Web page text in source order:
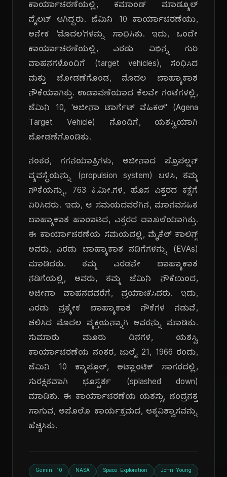
ಕಾರ್ಯಾಚರಣೆಯಲ್ಲಿ, ಕಮಾಂಡ್ ಮಾಡ್ಯೂಲ್
ಪೈಲಟ್ ಆಗಿದ್ದರು. ಜೆಮಿನಿ 10 ಕಾರ್ಯಾಚರಣೆಯು,
ಅನೇಕ 'ಮೊದಲ'ಗಳನ್ನು ಸಾಧಿಸಿತು. ಇದು, ಒಂದೇ
ಕಾರ್ಯಾಚರಣೆಯಲ್ಲಿ, ಎರಡು ವಿಭಿನ್ನ ಗುರಿ
ವಾಹನಗಳೊಂದಿಗೆ (target vehicles), ಸಂಧಿಸಿದ
ಮತ್ತು ಜೋಡಣೆಗೊಂಡ, ಮೊದಲ ಬಾಹ್ಯಾಕಾಶ
ನೌಕೆಯಾಗಿತ್ತು. ಉಡಾವಣೆಯಾದ ಕೆಲವೇ ಗಂಟೆಗಳಲ್ಲಿ,
ಜೆಮಿನಿ 10, 'ಅಜೀನಾ ಟಾರ್ಗೆಟ್ ವೆಹಿಕಲ್' (Agena
Target Vehicle) ನೊಂದಿಗೆ, ಯಶಸ್ವಿಯಾಗಿ
ಜೋಡಣೆಗೊಂಡಿತು.
ನಂತರ, ಗಗನಯಾತ್ರಿಗಳು, ಅಜೀನಾದ ಪ್ರೊಪಲ್ಷನ್
ವ್ಯವಸ್ಥೆಯನ್ನು (propulsion system) ಬಳಸಿ, ತಮ್ಮ
ನೌಕೆಯನ್ನು, 763 ಕಿ.ಮೀ.ಗಳ, ಹೊಸ ಎತ್ತರದ ಕಕ್ಷೆಗೆ
ಏರಿಸಿದರು. ಇದು, ಆ ಸಮಯದವರೆಗಿನ, ಮಾನವಸಹಿತ
ಬಾಹ್ಯಾಕಾಶ ಹಾರಾಟದ, ಎತ್ತರದ ದಾಖಲೆಯಾಗಿತ್ತು.
ಈ ಕಾರ್ಯಾಚರಣೆಯ ಸಮಯದಲ್ಲಿ, ಮೈಕೆಲ್ ಕಾಲಿನ್ಸ್
ಅವರು, ಎರಡು ಬಾಹ್ಯಾಕಾಶ ನಡಿಗೆಗಳನ್ನು (EVAs)
ಮಾಡಿದರು. ತಮ್ಮ ಎರಡನೇ ಬಾಹ್ಯಾಕಾಶ
ನಡಿಗೆಯಲ್ಲಿ, ಅವರು, ತಮ್ಮ ಜೆಮಿನಿ ನೌಕೆಯಿಂದ,
ಅಜೀನಾ ವಾಹನದವರೆಗೆ, ಪ್ರಯಾಣಿಸಿದರು. ಇದು,
ಎರಡು ಪ್ರತ್ಯೇಕ ಬಾಹ್ಯಾಕಾಶ ನೌಕೆಗಳ ನಡುವೆ,
ಚಲಿಸಿದ ಮೊದಲ ವ್ಯಕ್ತಿಯನ್ನಾಗಿ ಅವರನ್ನು ಮಾಡಿತು.
ಸುಮಾರು ಮೂರು ದಿನಗಳ, ಯಶಸ್ವಿ
ಕಾರ್ಯಾಚರಣೆಯ ನಂತರ, ಜುಲೈ 21, 1966 ರಂದು,
ಜೆಮಿನಿ 10 ಕ್ಯಾಪ್ಸೂಲ್, ಅಟ್ಲಾಂಟಿಕ್ ಸಾಗರದಲ್ಲಿ,
ಸುರಕ್ಷಿತವಾಗಿ ಭೂಸ್ಪರ್ಶ (splashed down)
ಮಾಡಿತು. ಈ ಕಾರ್ಯಾಚರಣೆಯ ಯಶಸ್ಸು, ಚಂದ್ರನತ್ತ
ಸಾಗುವ, ಅಪೊಲೊ ಕಾರ್ಯಕ್ರಮದ, ಆತ್ಮವಿಶ್ವಾಸವನ್ನು
ಹೆಚ್ಚಿಸಿತು.
Gemini 10 NASA Space Exploration John Young